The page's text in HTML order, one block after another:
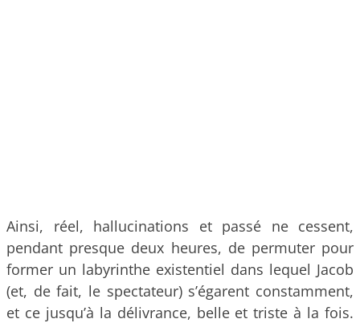
Ainsi, réel, hallucinations et passé ne cessent,
pendant presque deux heures, de permuter pour
former un labyrinthe existentiel dans lequel Jacob
(et, de fait, le spectateur) s’égarent constamment,
et ce jusqu’à la délivrance, belle et triste à la fois.